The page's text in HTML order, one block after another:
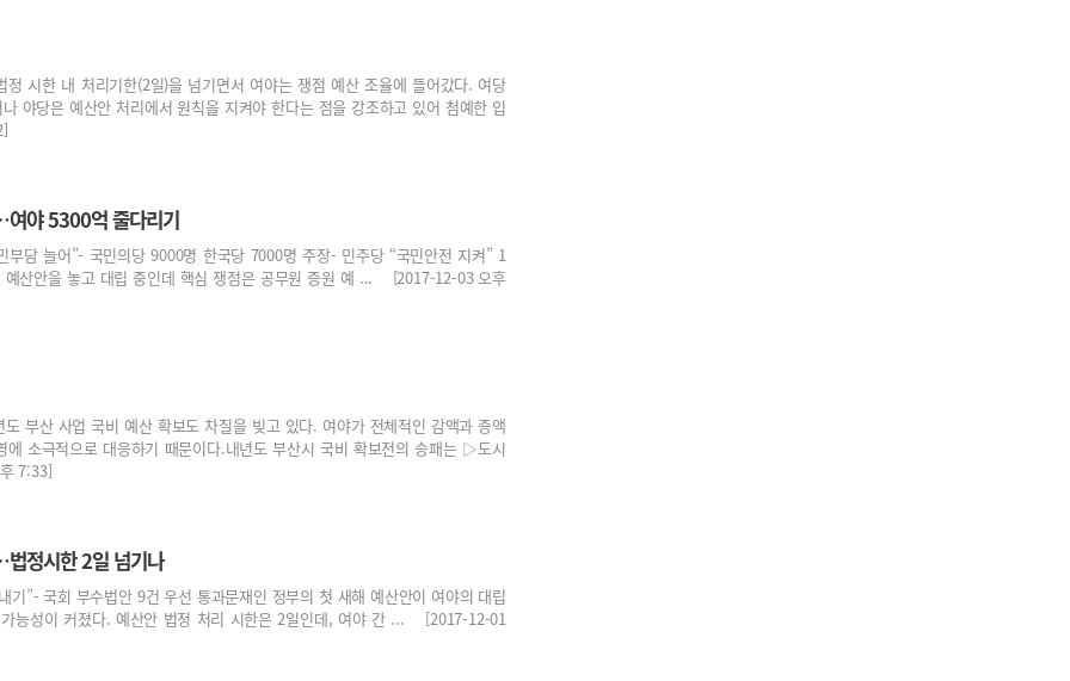
시한 내 처리기한(2일)을 넘기면서 여야는 쟁점 예산 조율에 들어갔다. 여당
야당은 예산안 처리에서 원칙을 지켜야 한다는 점을 강조하고 있어 첨예한 입
야 5300억 줄다리기
부담 늘어”- 국민의당 9000명 한국당 7000명 주장- 민주당 “국민안전 지켜” 1
예산안을 놓고 대립 중인데 핵심 쟁점은 공무원 증원 예 ... [2017-12-03 오후
부산 사업 국비 예산 확보도 차질을 빚고 있다. 여야가 전체적인 감액과 증액
소극적으로 대응하기 때문이다.내년도 부산시 국비 확보전의 승패는 ▷도시
7:33]
정시한 2일 넘기나
기”- 국회 부수법안 9건 우선 통과문재인 정부의 첫 새해 예산안이 여야의 대립
가능성이 커졌다. 예산안 법정 처리 시한은 2일인데, 여야 간 ... [2017-12-01